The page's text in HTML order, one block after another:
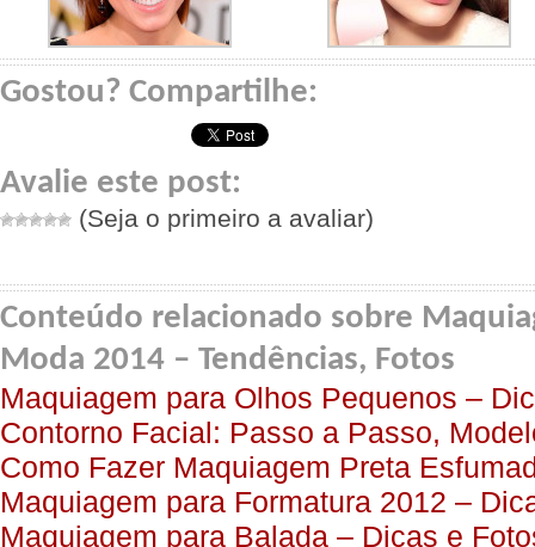
Gostou? Compartilhe:
Avalie este post:
(Seja o primeiro a avaliar)
Conteúdo relacionado sobre
Moda 2014 – Tendências, Fotos
Maquiagem para Olhos Pequenos –
Contorno Facial: Passo a Passo,
Como Fazer Maquiagem Preta
Maquiagem para Formatura 2012 –
Maquiagem para Balada – Dicas e